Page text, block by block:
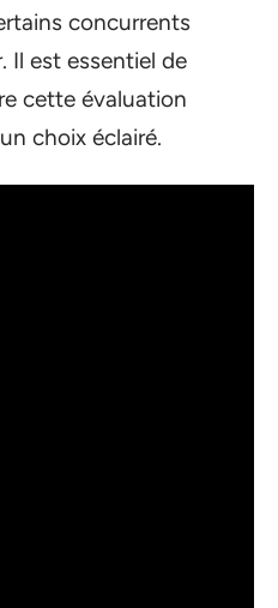
concurrents
Il est essentiel de
cette évaluation
choix éclairé.